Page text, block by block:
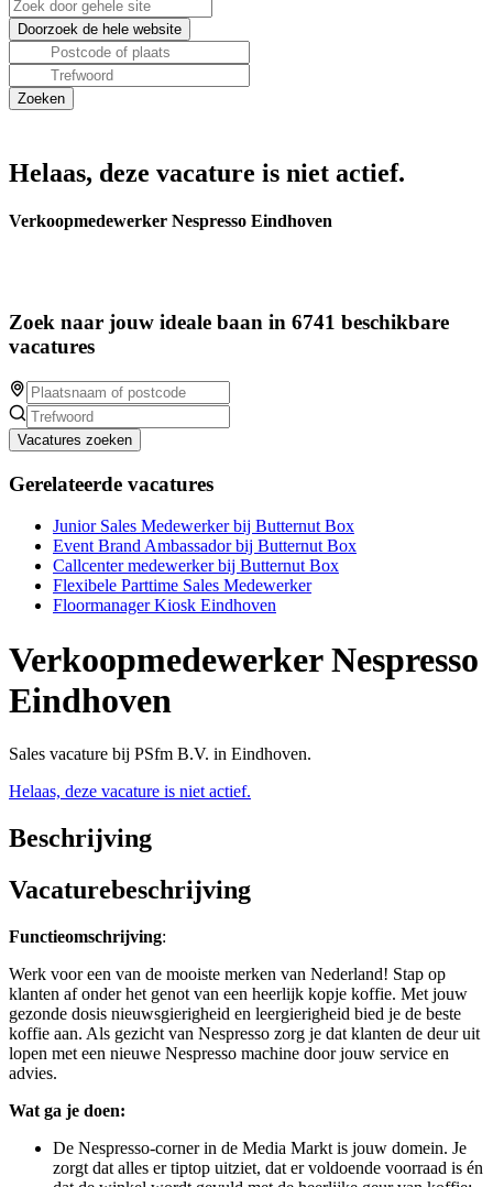
Helaas, deze vacature is niet actief.
Verkoopmedewerker Nespresso Eindhoven
Zoek naar jouw ideale baan in 6741 beschikbare
vacatures
Vacatures zoeken
Gerelateerde vacatures
Junior Sales Medewerker bij Butternut Box
Event Brand Ambassador bij Butternut Box
Callcenter medewerker bij Butternut Box
Flexibele Parttime Sales Medewerker
Floormanager Kiosk Eindhoven
Verkoopmedewerker Nespresso
Eindhoven
Sales vacature bij PSfm B.V. in Eindhoven.
Helaas, deze vacature is niet actief.
Beschrijving
Vacaturebeschrijving
Functieomschrijving:
Werk voor een van de mooiste merken van Nederland! Stap op
klanten af ​​onder het genot van een heerlijk kopje koffie. Met jouw
gezonde dosis nieuwsgierigheid en leergierigheid bied je de beste
koffie aan. Als gezicht van Nespresso zorg je dat klanten de deur uit
lopen met een nieuwe Nespresso machine door jouw service en
advies.
Wat ga je doen:
De Nespresso-corner in de Media Markt is jouw domein. Je
zorgt dat alles er tiptop uitziet, dat er voldoende voorraad is én